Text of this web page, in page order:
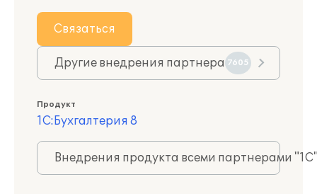
Связаться
Другие внедрения партнера 7605
Продукт
1С:Бухгалтерия 8
Внедрения продукта всеми партнерами